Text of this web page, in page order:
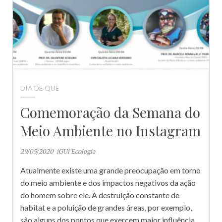
DIA DE QUE
Comemoração da Semana do
Meio Ambiente no Instagram
29/05/2020 iGUi Ecologia
Atualmente existe uma grande preocupação em torno
do meio ambiente e dos impactos negativos da ação
do homem sobre ele. A destruição constante de
habitat e a poluição de grandes áreas, por exemplo,
são alguns dos pontos que exercem maior influência